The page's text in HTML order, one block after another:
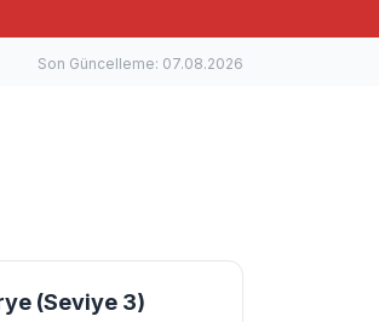
Son Güncelleme: 07.08.2026
(Seviye 3)